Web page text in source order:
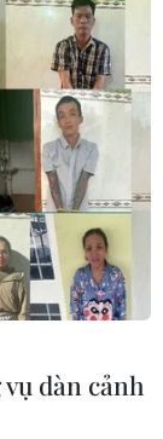
dàn cảnh